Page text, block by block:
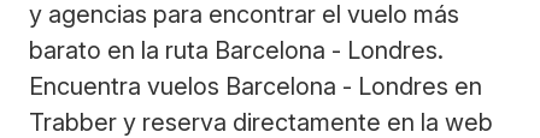
y agencias para encontrar el vuelo más
barato en la ruta Barcelona - Londres.
Encuentra vuelos Barcelona - Londres en
Trabber y reserva directamente en la web